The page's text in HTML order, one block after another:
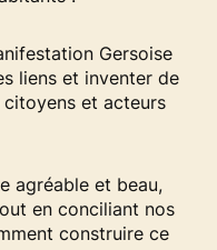
Gersoise
liens et inventer de
et acteurs
agréable et beau,
en conciliant nos
construire ce